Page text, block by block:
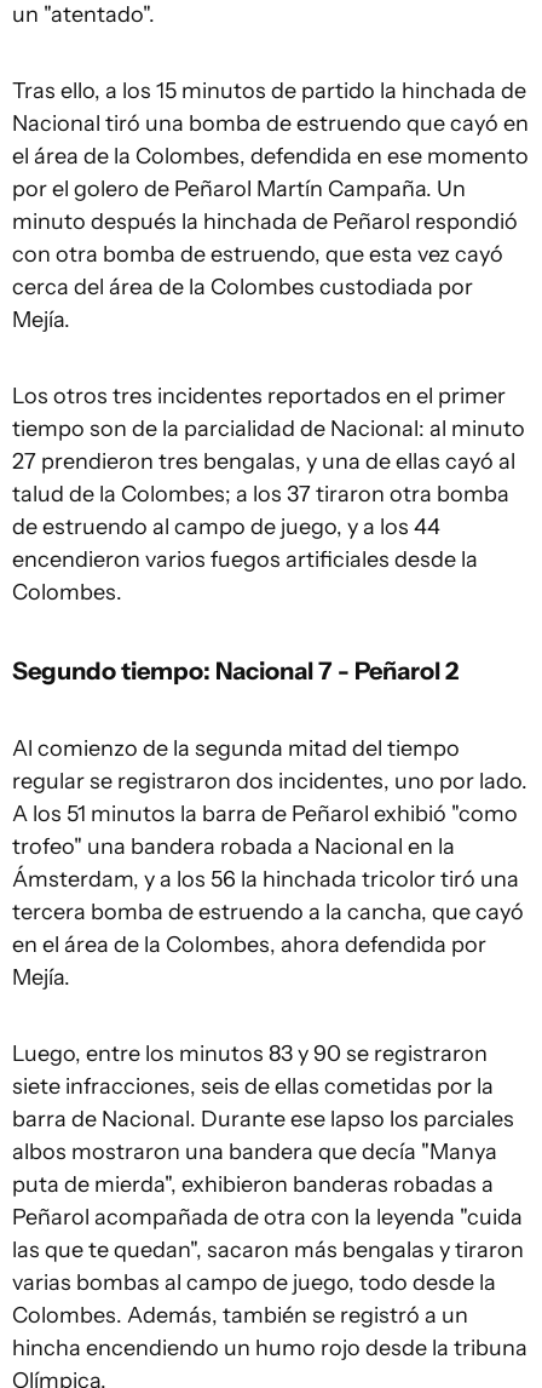
un "atentado".
Tras ello, a los 15 minutos de partido la hinchada de
Nacional tiró una bomba de estruendo que cayó en
el área de la Colombes, defendida en ese momento
por el golero de Peñarol Martín Campaña. Un
minuto después la hinchada de Peñarol respondió
con otra bomba de estruendo, que esta vez cayó
cerca del área de la Colombes custodiada por
Mejía.
Los otros tres incidentes reportados en el primer
tiempo son de la parcialidad de Nacional: al minuto
27 prendieron tres bengalas, y una de ellas cayó al
talud de la Colombes; a los 37 tiraron otra bomba
de estruendo al campo de juego, y a los 44
encendieron varios fuegos artificiales desde la
Colombes.
Segundo tiempo: Nacional 7 - Peñarol 2
Al comienzo de la segunda mitad del tiempo
regular se registraron dos incidentes, uno por lado.
A los 51 minutos la barra de Peñarol exhibió "como
trofeo" una bandera robada a Nacional en la
Ámsterdam, y a los 56 la hinchada tricolor tiró una
tercera bomba de estruendo a la cancha, que cayó
en el área de la Colombes, ahora defendida por
Mejía.
Luego, entre los minutos 83 y 90 se registraron
siete infracciones, seis de ellas cometidas por la
barra de Nacional. Durante ese lapso los parciales
albos mostraron una bandera que decía "Manya
puta de mierda", exhibieron banderas robadas a
Peñarol acompañada de otra con la leyenda "cuida
las que te quedan", sacaron más bengalas y tiraron
varias bombas al campo de juego, todo desde la
Colombes. Además, también se registró a un
hincha encendiendo un humo rojo desde la tribuna
Olímpica.